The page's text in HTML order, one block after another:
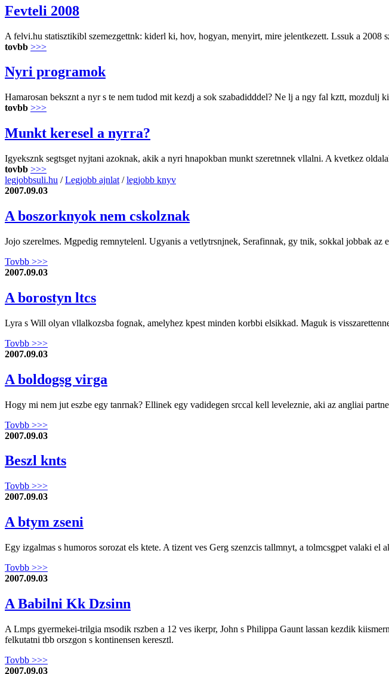
Fevteli 2008
A felvi.hu statisztikibl szemezgettnk: kiderl ki, hov, hogyan, menyirt, mire jelentkezett. Lssuk a 2008
tovbb >>>
Nyri programok
Hamarosan beksznt a nyr s te nem tudod mit kezdj a sok szabadidddel? Ne lj a ngy fal kztt, mozdulj
tovbb >>>
Munkt keresel a nyrra?
Igyeksznk segtsget nyjtani azoknak, akik a nyri hnapokban munkt szeretnnek vllalni. A kvetkez
tovbb >>>
legjobbsuli.hu /Legjobb ajnlat /legjobb knyv
2007.09.03
A boszorknyok nem cskolznak
Jojo szerelmes. Mgpedig remnytelenl. Ugyanis a vetlytrsnjnek, Serafinnak, gy tnik, sokkal jobbak
Tovbb >>>
2007.09.03
A borostyn ltcs
Lyra s Will olyan vllalkozsba fognak, amelyhez kpest minden korbbi elsikkad. Maguk is
Tovbb >>>
2007.09.03
A boldogsg virga
Hogy mi nem jut eszbe egy tanrnak? Ellinek egy vadidegen srccal kell leveleznie, aki az angliai
Tovbb >>>
2007.09.03
Beszl knts
Tovbb >>>
2007.09.03
A btym zseni
Egy izgalmas s humoros sorozat els ktete. A tizent ves Gerg szenzcis tallmnyt, a tolmcsgpet valaki el
Tovbb >>>
2007.09.03
A Babilni Kk Dzsinn
A Lmps gyermekei-trilgia msodik rszben a 12 ves ikerpr, John s Philippa Gaunt lassan kezdik
felkutatni tbb orszgon s kontinensen keresztl.
Tovbb >>>
2007.09.03